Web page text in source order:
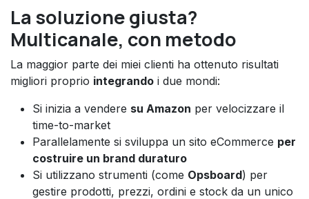
La soluzione giusta?
Multicanale, con metodo
La maggior parte dei miei clienti ha ottenuto risultati
migliori proprio integrando i due mondi:
Si inizia a vendere su Amazon per velocizzare il
time-to-market
Parallelamente si sviluppa un sito eCommerce per
costruire un brand duraturo
Si utilizzano strumenti (come Opsboard) per
gestire prodotti, prezzi, ordini e stock da un unico